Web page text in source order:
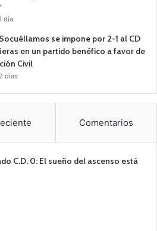
día
se impone por 2-1 al CD
en un partido benéfico a favor de
Civil
días
Comentarios
C.D. 0: El sueño del ascenso está